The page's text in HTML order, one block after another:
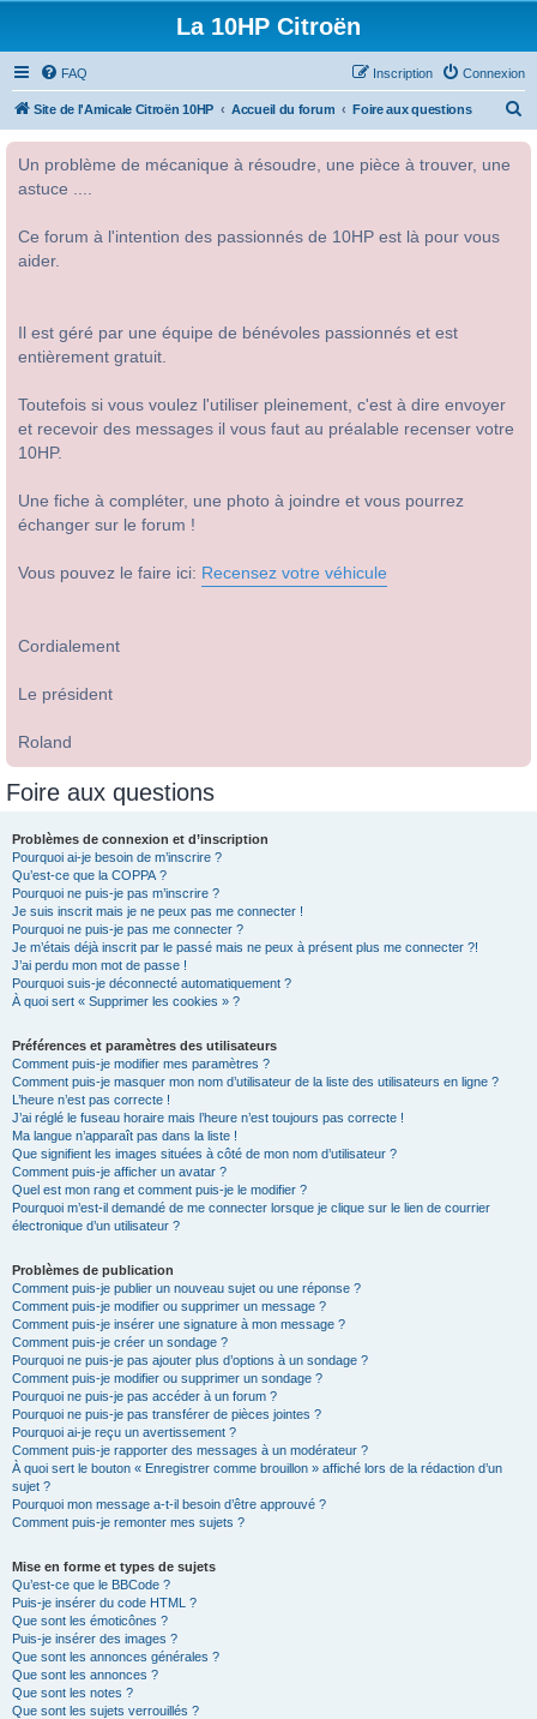
La 10HP Citroën
FAQ Connexion
Inscription
Site de l'Amicale Citroën 10HP Accueil du forum Foire aux questions
Un problème de mécanique à résoudre, une pièce à trouver, une
astuce ....
Ce forum à l'intention des passionnés de 10HP est là pour vous
aider.
Il est géré par une équipe de bénévoles passionnés et est
entièrement gratuit.
Toutefois si vous voulez l'utiliser pleinement, c'est à dire envoyer
et recevoir des messages il vous faut au préalable recenser votre
10HP.
Une fiche à compléter, une photo à joindre et vous pourrez
échanger sur le forum !
Vous pouvez le faire ici: Recensez votre véhicule
Cordialement
Le président
Roland
Foire aux questions
Problèmes de connexion et d’inscription
Pourquoi ai-je besoin de m’inscrire ?
Qu’est-ce que la COPPA ?
Pourquoi ne puis-je pas m’inscrire ?
Je suis inscrit mais je ne peux pas me connecter !
Pourquoi ne puis-je pas me connecter ?
Je m’étais déjà inscrit par le passé mais ne peux à présent plus me connecter ?!
J’ai perdu mon mot de passe !
Pourquoi suis-je déconnecté automatiquement ?
À quoi sert « Supprimer les cookies » ?
Préférences et paramètres des utilisateurs
Comment puis-je modifier mes paramètres ?
Comment puis-je masquer mon nom d’utilisateur de la liste des utilisateurs en ligne ?
L’heure n’est pas correcte !
J’ai réglé le fuseau horaire mais l’heure n’est toujours pas correcte !
Ma langue n’apparaît pas dans la liste !
Que signifient les images situées à côté de mon nom d’utilisateur ?
Comment puis-je afficher un avatar ?
Quel est mon rang et comment puis-je le modifier ?
Pourquoi m’est-il demandé de me connecter lorsque je clique sur le lien de courrier
électronique d’un utilisateur ?
Problèmes de publication
Comment puis-je publier un nouveau sujet ou une réponse ?
Comment puis-je modifier ou supprimer un message ?
Comment puis-je insérer une signature à mon message ?
Comment puis-je créer un sondage ?
Pourquoi ne puis-je pas ajouter plus d’options à un sondage ?
Comment puis-je modifier ou supprimer un sondage ?
Pourquoi ne puis-je pas accéder à un forum ?
Pourquoi ne puis-je pas transférer de pièces jointes ?
Pourquoi ai-je reçu un avertissement ?
Comment puis-je rapporter des messages à un modérateur ?
À quoi sert le bouton « Enregistrer comme brouillon » affiché lors de la rédaction d’un
sujet ?
Pourquoi mon message a-t-il besoin d’être approuvé ?
Comment puis-je remonter mes sujets ?
Mise en forme et types de sujets
Qu’est-ce que le BBCode ?
Puis-je insérer du code HTML ?
Que sont les émoticônes ?
Puis-je insérer des images ?
Que sont les annonces générales ?
Que sont les annonces ?
Que sont les notes ?
Que sont les sujets verrouillés ?